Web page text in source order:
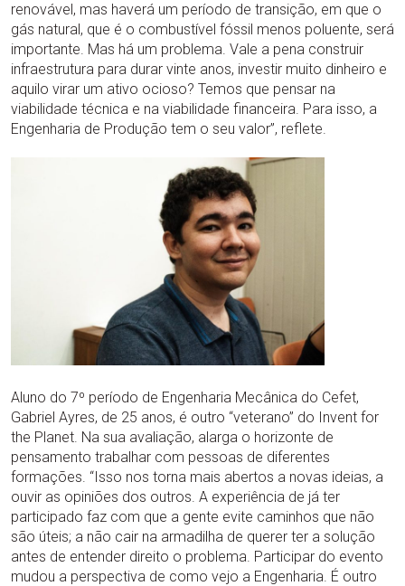
renovável, mas haverá um período de transição, em que o
gás natural, que é o combustível fóssil menos poluente, será
importante. Mas há um problema. Vale a pena construir
infraestrutura para durar vinte anos, investir muito dinheiro e
aquilo virar um ativo ocioso? Temos que pensar na
viabilidade técnica e na viabilidade financeira. Para isso, a
Engenharia de Produção tem o seu valor”, reflete.
Aluno do 7º período de Engenharia Mecânica do Cefet,
Gabriel Ayres, de 25 anos, é outro “veterano” do Invent for
the Planet. Na sua avaliação, alarga o horizonte de
pensamento trabalhar com pessoas de diferentes
formações. “Isso nos torna mais abertos a novas ideias, a
ouvir as opiniões dos outros. A experiência de já ter
participado faz com que a gente evite caminhos que não
são úteis; a não cair na armadilha de querer ter a solução
antes de entender direito o problema. Participar do evento
mudou a perspectiva de como vejo a Engenharia. É outro